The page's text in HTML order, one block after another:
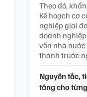
Theo đó,
Kế hoạch cơ
nghiệp giai
doanh
vốn nhà
thành trước
Nguyên tắc,
tăng cho